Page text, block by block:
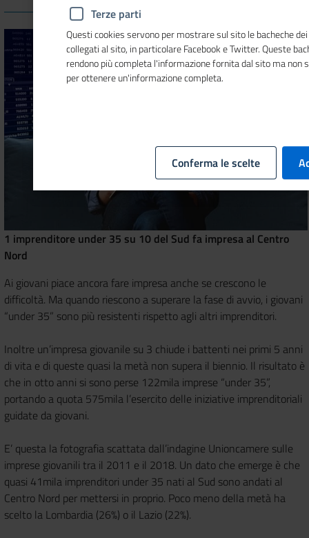
1 imprenditore under 35 su 10 del Sud fa impresa al Centro
Nord
Ai giovani piace ancora fare impresa anche se crescono le
difficoltà. Ma quando riescono a superare la fase di avvio, i giovani
“under 35” sono più resistenti rispetto agli altri imprenditori.
Inoltre un’impresa giovanile su 3 chiude i battenti nei primi 5 anni
di vita e di queste quasi la metà non supera il biennio. Il risultato è
che in otto anni si sono perse 122mila imprese “under 35”,
portando a quota 575mila l’esercito delle iniziative imprenditoriali
guidate da giovani.
E’ questa la fotografia scattata dall’indagine Unioncamere sulle
imprese giovanili tra il 2011 e il 2018. Un dato che emerge è che
quasi 41mila imprenditori under 35 nati al Sud sono andati al
Centro Nord per mettersi in proprio. Poco meno della metà ha
scelto la Lombardia (26%) o il Lazio (22%).
Terze parti
Questi cookies servono per mostrare sul sito le bacheche
collegati al sito, in particolare Facebook e Twitter. Queste
rendono più completa l'informazione fornita dal sito ma non
per ottenere un'informazione completa.
Conferma le scelte